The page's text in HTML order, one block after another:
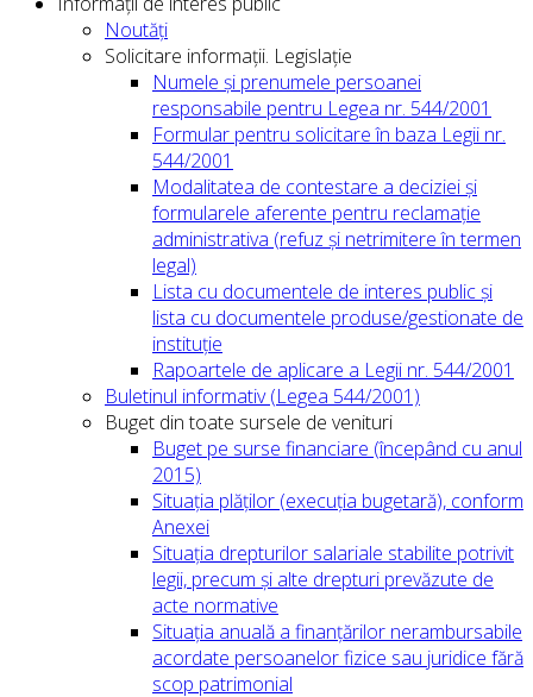
Noutăți
Solicitare informații. Legislație
Numele și prenumele persoanei
responsabile pentru Legea nr. 544/2001
Formular pentru solicitare în baza Legii nr.
544/2001
Modalitatea de contestare a deciziei și
formularele aferente pentru reclamație
administrativa (refuz și netrimitere în termen
legal)
Lista cu documentele de interes public și
lista cu documentele produse/gestionate de
instituție
Rapoartele de aplicare a Legii nr. 544/2001
Buletinul informativ (Legea 544/2001)
Buget din toate sursele de venituri
Buget pe surse financiare (începând cu anul
2015)
Situația plăților (execuția bugetară), conform
Anexei
Situația drepturilor salariale stabilite potrivit
legii, precum și alte drepturi prevăzute de
acte normative
Situația anuală a finanțărilor nerambursabile
acordate persoanelor fizice sau juridice fără
scop patrimonial